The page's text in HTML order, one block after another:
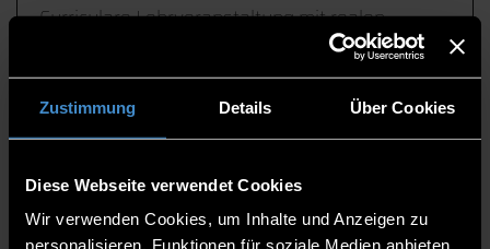
Zustimmung Details Über Cookies
Diese Webseite verwendet Cookies
Wir verwenden Cookies, um Inhalte und Anzeigen zu
personalisieren, Funktionen für soziale Medien anbieten
Curriculare Lehrveranstaltung mit realen
Problemstellungen aus Praxis und Forschung;
intensive Betreuung, Mentoring und
methodischer Input über mehrere
Veranstaltungstage.
Startup Factory